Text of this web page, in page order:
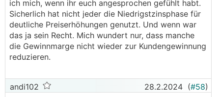
ich mich, wenn ihr euch angesprochen gefühlt habt.
Sicherlich hat nicht jeder die Niedrigstzinsphase für
deutliche Preiserhöhungen genutzt. Und wenn war
das ja sein Recht. Mich wundert nur, dass manche
die Gewinnmarge nicht wieder zur Kundengewinnung
reduzieren.
andi102 28.2.2024 (#58)